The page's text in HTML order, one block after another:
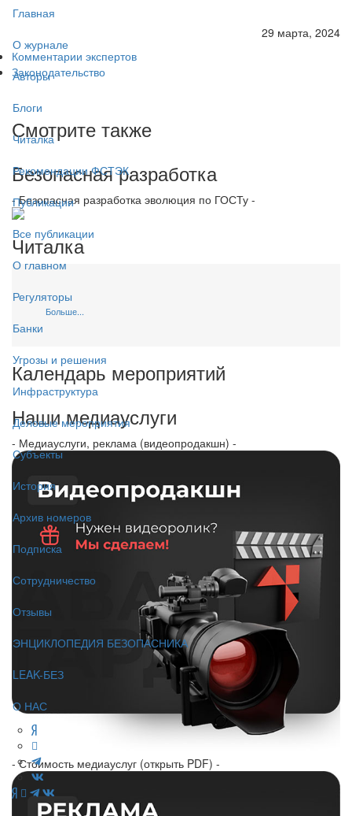
Главная
О журнале
Авторы
Блоги
Читалка
Рекомендации ФСТЭК
Публикации
Все публикации
О главном
Регуляторы
Банки
Угрозы и решения
Инфраструктура
Деловые мероприятия
Субъекты
История
Архив номеров
Подписка
Сотрудничество
Отзывы
ЭНЦИКЛОПЕДИЯ БЕЗОПАСНИКА
LEAK-БЕЗ
О НАС
29 марта, 2024
Комментарии экспертов
Законодательство
Смотрите также
Безопасная разработка
- Безопасная разработка эволюция по ГОСТу -
Читалка
Больше...
Календарь мероприятий
Наши медиауслуги
- Медиауслуги, реклама (видеопродакшн) -
- Стоимость медиауслуг (открыть PDF) -